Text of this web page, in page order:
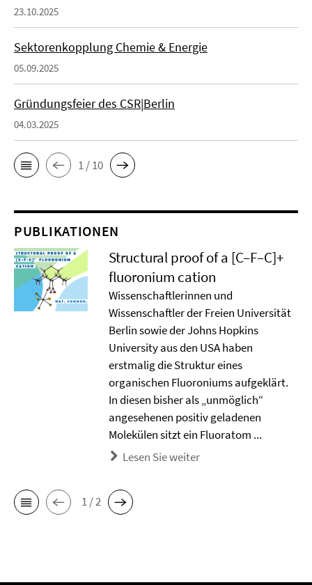
23.10.2025
Sektorenkopplung Chemie & Energie
05.09.2025
Gründungsfeier des CSR|Berlin
04.03.2025
1 / 10
PUBLIKATIONEN
Structural proof of a [C–F–C]+
ﬂuoronium cation
Wissenschaftlerinnen und
Wissenschaftler der Freien Universität
Berlin sowie der Johns Hopkins
University aus den USA haben
erstmalig die Struktur eines
organischen Fluoroniums aufgeklärt.
In diesen bisher als „unmöglich“
angesehenen positiv geladenen
Molekülen sitzt ein Fluoratom ...
Lesen Sie weiter
1 / 2